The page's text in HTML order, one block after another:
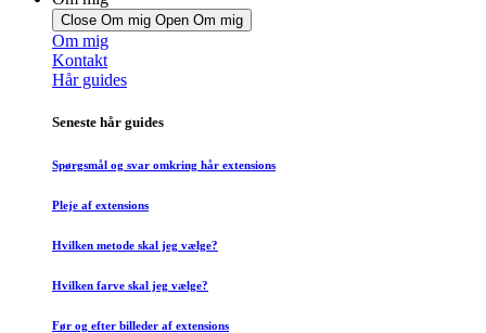
Close Om mig Open Om mig
Om mig
Kontakt
Hår guides
Seneste hår guides
Spørgsmål og svar omkring hår extensions
Pleje af extensions
Hvilken metode skal jeg vælge?
Hvilken farve skal jeg vælge?
Før og efter billeder af extensions